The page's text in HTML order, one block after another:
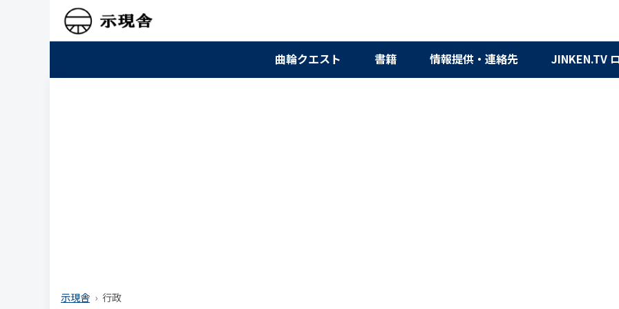
曲輪クエスト 書籍 情報提供・連絡先 JINKEN.TV
示現舎 行政